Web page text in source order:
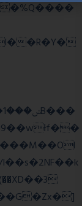
�%Q����
�R�Y�